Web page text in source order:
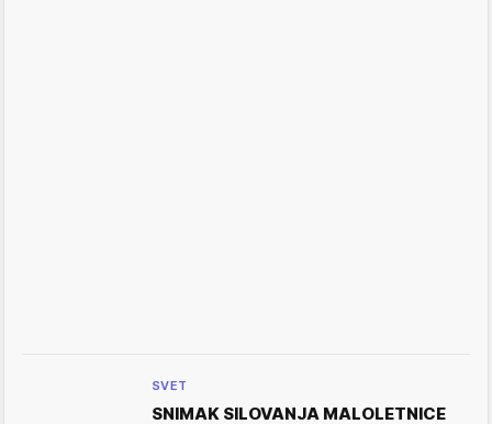
SVET
SNIMAK SILOVANJA MALOLETNICE